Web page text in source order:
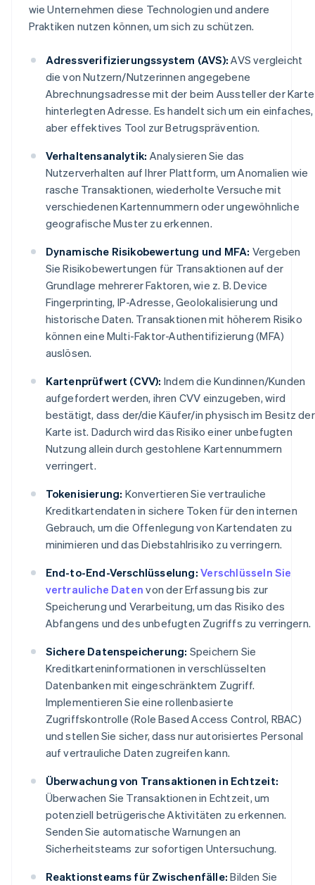
wie Unternehmen diese Technologien und andere
Praktiken nutzen können, um sich zu schützen.
Adressverifizierungssystem (AVS): AVS vergleicht
die von Nutzern/Nutzerinnen angegebene
Abrechnungsadresse mit der beim Aussteller der Karte
hinterlegten Adresse. Es handelt sich um ein einfaches,
aber effektives Tool zur Betrugsprävention.
Verhaltensanalytik: Analysieren Sie das
Nutzerverhalten auf Ihrer Plattform, um Anomalien wie
rasche Transaktionen, wiederholte Versuche mit
verschiedenen Kartennummern oder ungewöhnliche
geografische Muster zu erkennen.
Dynamische Risikobewertung und MFA: Vergeben
Sie Risikobewertungen für Transaktionen auf der
Grundlage mehrerer Faktoren, wie z. B. Device
Fingerprinting, IP-Adresse, Geolokalisierung und
historische Daten. Transaktionen mit höherem Risiko
können eine Multi-Faktor-Authentifizierung (MFA)
auslösen.
Kartenprüfwert (CVV): Indem die Kundinnen/Kunden
aufgefordert werden, ihren CVV einzugeben, wird
bestätigt, dass der/die Käufer/in physisch im Besitz der
Karte ist. Dadurch wird das Risiko einer unbefugten
Nutzung allein durch gestohlene Kartennummern
verringert.
Tokenisierung: Konvertieren Sie vertrauliche
Kreditkartendaten in sichere Token für den internen
Gebrauch, um die Offenlegung von Kartendaten zu
minimieren und das Diebstahlrisiko zu verringern.
End-to-End-Verschlüsselung: Verschlüsseln Sie
vertrauliche Daten von der Erfassung bis zur
Speicherung und Verarbeitung, um das Risiko des
Abfangens und des unbefugten Zugriffs zu verringern.
Sichere Datenspeicherung: Speichern Sie
Kreditkarteninformationen in verschlüsselten
Datenbanken mit eingeschränktem Zugriff.
Implementieren Sie eine rollenbasierte
Zugriffskontrolle (Role Based Access Control, RBAC)
und stellen Sie sicher, dass nur autorisiertes Personal
auf vertrauliche Daten zugreifen kann.
Überwachung von Transaktionen in Echtzeit:
Überwachen Sie Transaktionen in Echtzeit, um
potenziell betrügerische Aktivitäten zu erkennen.
Senden Sie automatische Warnungen an
Sicherheitsteams zur sofortigen Untersuchung.
Reaktionsteams für Zwischenfälle: Bilden Sie